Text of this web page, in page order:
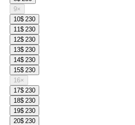
9×
10$ 230
11$ 230
12$ 230
13$ 230
14$ 230
15$ 230
16×
17$ 230
18$ 230
19$ 230
20$ 230